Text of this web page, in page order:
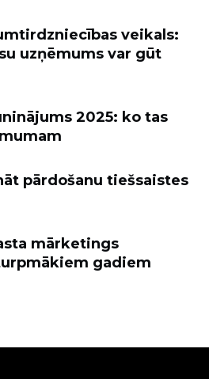
veikals:
uzņēmums var gūt
2025: ko tas
pārdošanu tiešsaistes
mārketings
gadiem